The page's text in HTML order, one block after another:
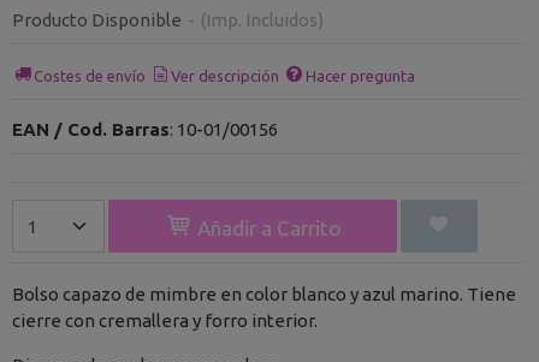
Producto Disponible - (Imp. Incluidos)
Costes de envío Ver descripción Hacer pregunta
EAN / Cod. Barras: 10-01/00156
Añadir a Carrito
Bolso capazo de mimbre en color blanco y azul marino. Tiene
cierre con cremallera y forro interior.